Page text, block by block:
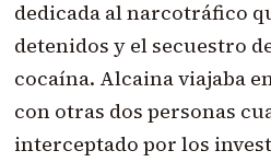
dedicada al narcotráfico
detenidos y el secuestro
cocaína. Alcaina viajaba
con otras dos personas
interceptado por los